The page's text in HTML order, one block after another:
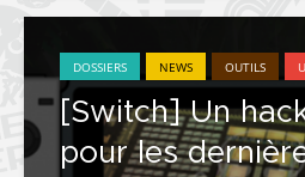
DOSSIERS NEWS OUTILS
[Switch] Un
pour les